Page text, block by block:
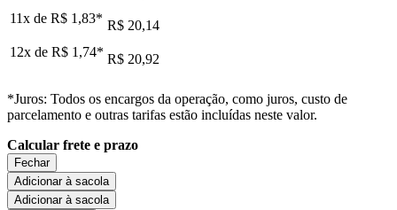
11x de R$ 1,83* R$ 20,14
12x de R$ 1,74* R$ 20,92
*Juros: Todos os encargos da operação, como juros, custo de
parcelamento e outras tarifas estão incluídas neste valor.
Calcular frete e prazo
Fechar
Adicionar à sacola
Adicionar à sacola